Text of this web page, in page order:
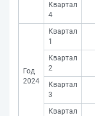
Квартал
4
Год
2024
Квартал
1
Квартал
2
Квартал
3
Квартал